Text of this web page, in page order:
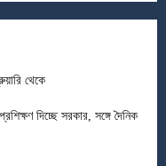
থেকে
দিচ্ছে সরকার, সঙ্গে দৈনিক